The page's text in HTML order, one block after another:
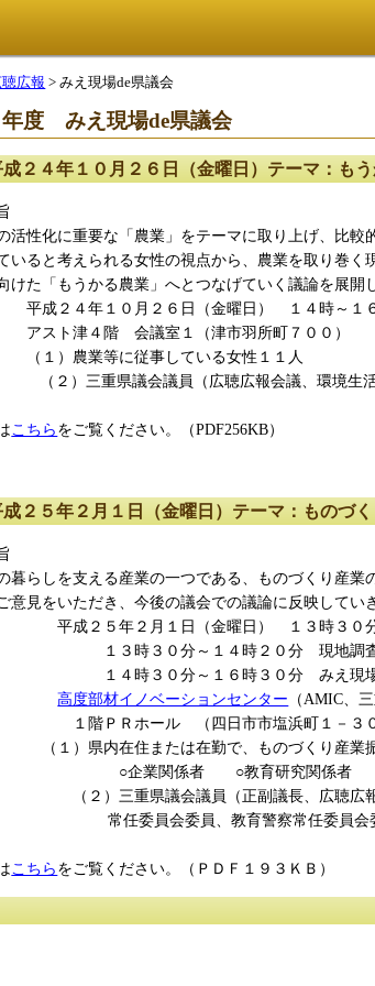
聴広報 > みえ現場de県議会
年度 みえ現場de県議会
２４年１０月２６日（金曜日）テーマ：も
化に重要な「農業」をテーマに取り上げ、比較
ると考えられる女性の視点から、農業を取り巻く現
た「もうかる農業」へとつなげていく議論を展開し
２４年１０月２６日（金曜日） １４時～１
ト津４階 会議室１（津市羽所町７００）
１）農業等に従事している女性１１人
県議会議員（広聴広報会議、環境生活農林
こちらをご覧ください。（PDF256KB）
２５年２月１日（金曜日）テーマ：ものづ
しを支える産業の一つである、ものづくり産業の
見をいただき、今後の議会での議論に反映していき
成２５年２月１日（金曜日） １３時３０分
３０分～１４時２０分 現地調
０分～１６時３０分 みえ現場de
場高度部材イノベーションセンター （AMIC、
ホール （四日市市塩浜町１－３０
１）県内在住または在勤で、ものづくり産業
係者 ○教育研究関係者 ○ものづく
重県議会議員（正副議長、広聴広報会議
会委員、教育警察常任委員会委
こちらをご覧ください。（ＰＤＦ１９３ＫＢ）